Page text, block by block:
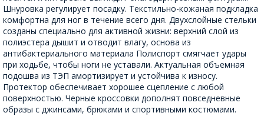
Шнуровка регулирует посадку. Текстильно-кожаная подкладка
комфортна для ног в течение всего дня. Двухслойные стельки
созданы специально для активной жизни: верхний слой из
полиэстера дышит и отводит влагу, основа из
антибактериального материала Полиспорт смягчает удары
при ходьбе, чтобы ноги не уставали. Актуальная объемная
подошва из ТЭП амортизирует и устойчива к износу.
Протектор обеспечивает хорошее сцепление с любой
поверхностью. Черные кроссовки дополнят повседневные
образы с джинсами, брюками и спортивными костюмами.